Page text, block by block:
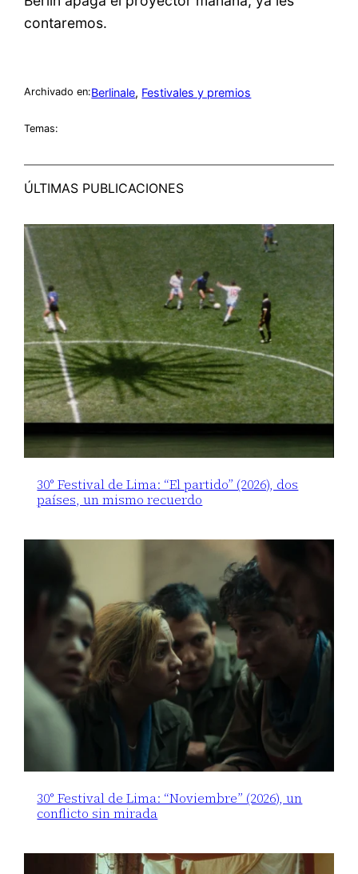
contaremos.
Archivado en:Berlinale, Festivales y premios
Temas:
ÚLTIMAS PUBLICACIONES
30° Festival de Lima: “El partido” (2026), dos
países, un mismo recuerdo
30° Festival de Lima: “Noviembre” (2026), un
conflicto sin mirada